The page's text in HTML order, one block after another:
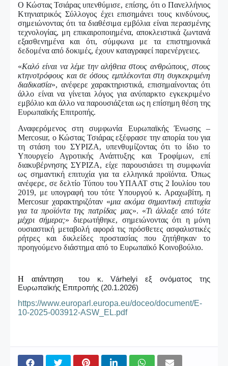
Ο Κώστας Τσιάρας υπενθύμισε, επίσης, ότι ο Πανελλήνιος
Κτηνιατρικός Σύλλογος έχει επισημάνει τους κινδύνους,
σημειώνοντας ότι τα διαθέσιμα εμβόλια είναι περασμένης
τεχνολογίας, μη επικαιροποιημένα, αποκλειστικά ζωντανά
εξασθενημένα και ότι, σύμφωνα με τα επιστημονικά
δεδομένα από δοκιμές, έχουν καταγραφεί παρενέργειες.
«Καλό είναι να λέμε την αλήθεια στους ανθρώπους, στους
κτηνοτρόφους και σε όσους εμπλέκονται στη συγκεκριμένη
διαδικασία», ανέφερε χαρακτηριστικά, επισημαίνοντας ότι
άλλο είναι να γίνεται λόγος για ανύπαρκτο εγκεκριμένο
εμβόλιο και άλλο να παρουσιάζεται ως η επίσημη θέση της
Ευρωπαϊκής Επιτροπής.
Αναφερόμενος στη συμφωνία Ευρωπαϊκής Ένωσης –
Mercosur, ο Κώστας Τσιάρας εξέφρασε την απορία του για
τη στάση του ΣΥΡΙΖΑ, υπενθυμίζοντας ότι το ίδιο το
Υπουργείο Αγροτικής Ανάπτυξης και Τροφίμων, επί
διακυβέρνησης ΣΥΡΙΖΑ, είχε παρουσιάσει τη συμφωνία
ως σημαντική επιτυχία για τα ελληνικά προϊόντα. Όπως
ανέφερε, σε δελτίο Τύπου του ΥΠΑΑΤ στις 2 Ιουλίου του
2019, με υπογραφή του τότε Υπουργού κ. Αραχωβίτη, η
Mercosur χαρακτηριζόταν «μια ακόμα σημαντική επιτυχία
για τα προϊόντα της πατρίδας μας». «Τι άλλαξε από τότε
μέχρι σήμερα;» διερωτήθηκε, σημειώνοντας ότι η μόνη
ουσιαστική μεταβολή αφορά τις πρόσθετες ασφαλιστικές
ρήτρες και δικλείδες προστασίας που ζητήθηκαν το
προηγούμενο διάστημα από το Ευρωπαϊκό Κοινοβούλιο.
Η απάντηση
του κ. Várhelyi εξ ονόματος της
Ευρωπαϊκής Επιτροπής (20.1.2026)
https://www.europarl.europa.eu/doceo/document/E-
10-2025-003912-ASW_EL.pdf